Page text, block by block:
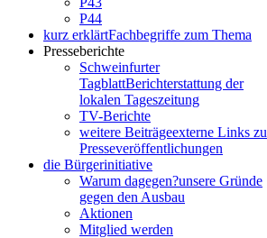
P44
kurz erklärtFachbegriffe zum Thema
Presseberichte
Schweinfurter
TagblattBerichterstattung der
lokalen Tageszeitung
TV-Berichte
weitere Beiträgeexterne Links zu
Presseveröffentlichungen
die Bürgerinitiative
Warum dagegen?unsere Gründe
gegen den Ausbau
Aktionen
Mitglied werden